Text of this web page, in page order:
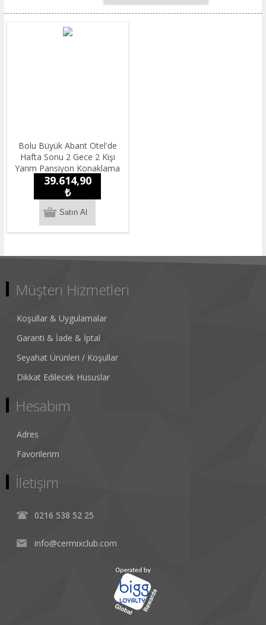
Bolu Büyük Abant Otel'de
Hafta Sonu 2 Gece 2 Kişi
Yarım Pansiyon Konaklama
39.614,90
₺
Müşteri Hizmetleri
Koşullar & Uygulamalar
Garanti & İade & İptal
Seyahat Ürünleri / Koşullar
Dikkat Edilecek Hususlar
Hesabım
Adres
Favorilerim
İletişim
0216 538 52 25
info@cermixclub.com